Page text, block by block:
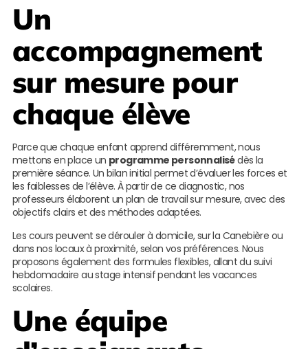
Un
accompagnement
sur mesure pour
chaque élève
Parce que chaque enfant apprend différemment, nous
mettons en place un programme personnalisédès la
première séance. Un bilan initial permet d’évaluer les forces et
les faiblesses de l’élève. À partir de ce diagnostic, nos
professeurs élaborent un plan de travail sur mesure, avec des
objectifs clairs et des méthodes adaptées.
Les cours peuvent se dérouler à domicile, sur la Canebière ou
dans nos locaux à proximité, selon vos préférences. Nous
proposons également des formules flexibles, allant du suivi
hebdomadaire au stage intensif pendant les vacances
scolaires.
Une équipe